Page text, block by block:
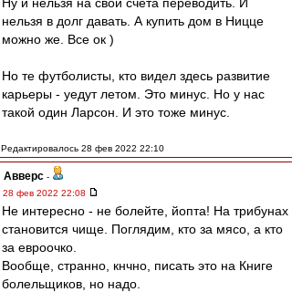
нельзя в долг давать. А купить дом в Ницце
можно же. Все ок )
Но те футболисты, кто видел здесь развитие
карьеры - уедут летом. Это минус. Но у нас
такой один Ларсон. И это тоже минус.
Редактировалось 28 фев 2022 22:10
Авверс -
28 фев 2022 22:08
Не интересно - не болейте, йопта! На трибунах
становится чище. Поглядим, кто за мясо, а кто
за евроочко.
Вообще, странно, кнчно, писать это на Книге
болельщиков, но надо.